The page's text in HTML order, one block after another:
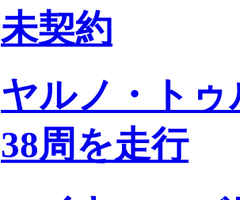
未契約
ヤルノ・ト
38周を走行